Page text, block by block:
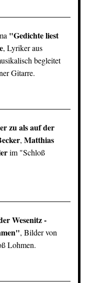
"Gedichte liest
, Lyriker aus
begleitet
Gitarre.
zu als auf der
, Matthias
im "Schloß
Wesenitz -
, Bilder von
Lohmen.